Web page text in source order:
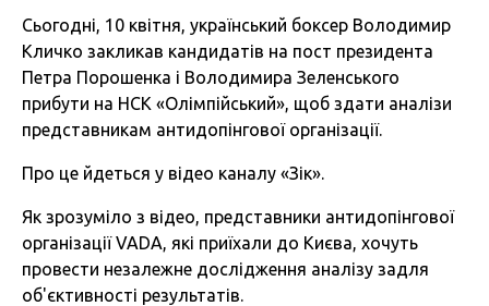
Сьогодні, 10 квітня, український боксер Володимир
Кличко закликав кандидатів на пост президента
Петра Порошенка і Володимира Зеленського
прибути на НСК «Олімпійський», щоб здати аналізи
представникам антидопінгової організації.
Про це йдеться у відео каналу «Зік».
Як зрозуміло з відео, представники антидопінгової
організації VADA, які приїхали до Києва, хочуть
провести незалежне дослідження аналізу задля
об'єктивності результатів.